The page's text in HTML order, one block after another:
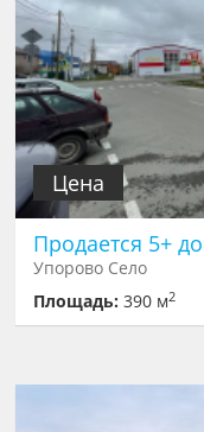
Цена
Продается 5+
Упорово Село
Площадь:390 м2